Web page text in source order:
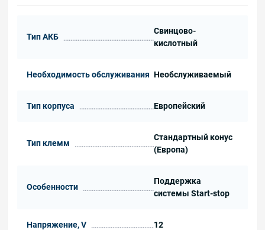
Тип АКБ
Свинцово-
кислотный
Необходимость обслуживания Необслуживаемый
Тип корпуса Европейский
Тип клемм
Стандартный конус
(Европа)
Особенности
Поддержка
системы Start-stop
Напряжение, V 12